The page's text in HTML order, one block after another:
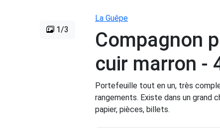
1/3
La Guêpe
Compagnon
cuir marron -
Portefeuille tout en un, très
rangements. Existe dans un grand
papier, pièces, billets.